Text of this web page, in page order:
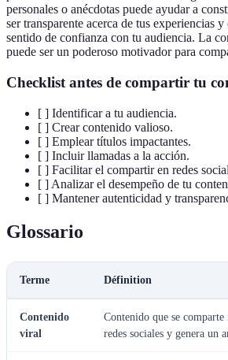
personales o anécdotas puede ayudar a
ser transparente acerca de tus experiencias
sentido de confianza con tu audiencia. La
puede ser un poderoso motivador para
Checklist antes de compartir tu
[ ] Identificar a tu audiencia.
[ ] Crear contenido valioso.
[ ] Emplear títulos impactantes.
[ ] Incluir llamadas a la acción.
[ ] Facilitar el compartir en redes
[ ] Analizar el desempeño de tu
[ ] Mantener autenticidad y
Glossario
Terme Définition
Contenido
viral
Contenido que se comparte
redes sociales y genera un